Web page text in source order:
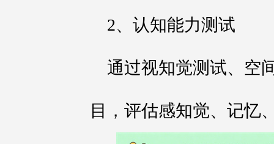
2、认知能力测试
通过视知觉测试、空
目，评估感知觉、记忆